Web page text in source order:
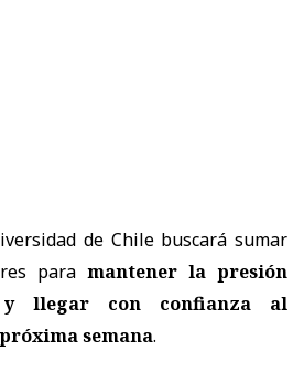
de Chile buscará sumar
para mantener la presión
y llegar con confianza al
semana.